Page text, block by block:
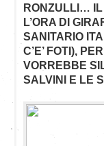
RONZULLI… IL
L’ORA DI
SANITARIO
C’E’ FOTI),
VORREBBE
SALVINI E LE